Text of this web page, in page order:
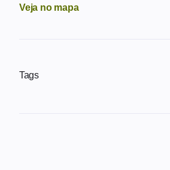
Veja no mapa
Tags